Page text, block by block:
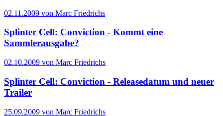
02.11.2009 von Marc Friedrichs
Splinter Cell: Conviction - Kommt eine
Sammlerausgabe?
02.10.2009 von Marc Friedrichs
Splinter Cell: Conviction - Releasedatum und neuer
Trailer
25.09.2009 von Marc Friedrichs